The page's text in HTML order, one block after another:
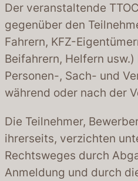
Der veranstaltende
gegenüber den
Fahrern, KFZ-
Beifahrern, Helfern
Personen-, Sach- und
während oder nach der
Die Teilnehmer,
ihrerseits, verzichten
Rechtsweges durch
Anmeldung und durch